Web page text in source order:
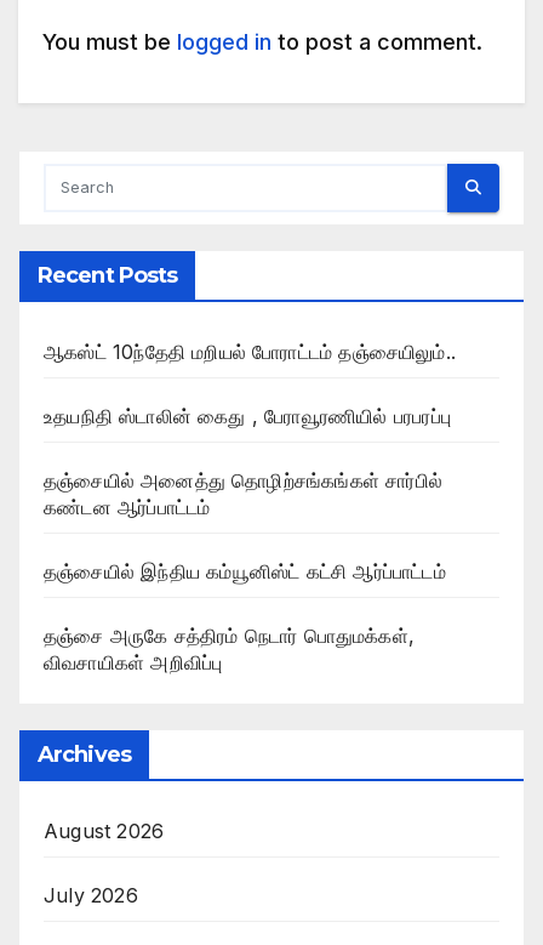
You must be logged in to post a comment.
Recent Posts
ஆகஸ்ட் 10ந்தேதி மறியல் போராட்டம் தஞ்சையிலும்..
உதயநிதி ஸ்டாலின் கைது , பேராவூரணியில் பரபரப்பு
தஞ்சையில் அனைத்து தொழிற்சங்கங்கள் சார்பில்
கண்டன ஆர்ப்பாட்டம்
தஞ்சையில் இந்திய கம்யூனிஸ்ட் கட்சி ஆர்ப்பாட்டம்
தஞ்சை அருகே சத்திரம் நெடார் பொதுமக்கள்,
விவசாயிகள் அறிவிப்பு
Archives
August 2026
July 2026